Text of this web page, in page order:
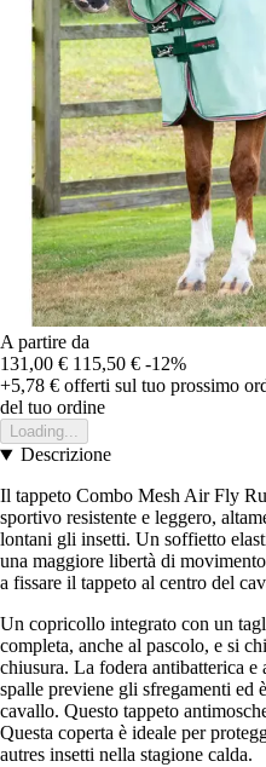
A partire da
131,00 € 115,50 € -12%
+5,78 € offerti sul tuo prossimo
del tuo ordine
Loading...
Descrizione
Il tappeto Combo Mesh Air Fly
sportivo resistente e leggero,
lontani gli insetti. Un soffietto
una maggiore libertà di
a fissare il tappeto al centro del
Un copricollo integrato con un
completa, anche al pascolo, e si
chiusura. La fodera antibatterica
spalle previene gli sfregamenti ed
cavallo. Questo tappeto
Questa coperta è ideale per
autres insetti nella stagione calda.